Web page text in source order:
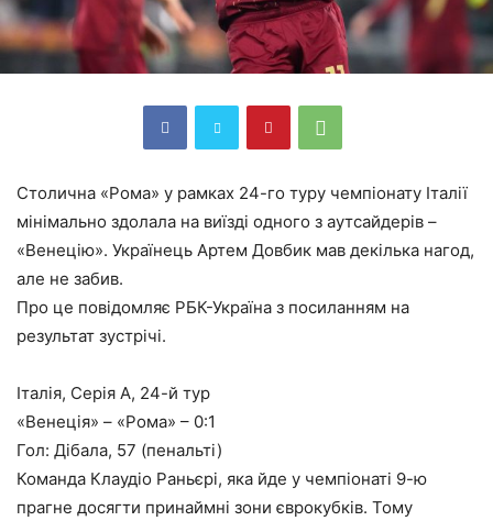
Столична «Рома» у рамках 24-го туру чемпіонату Італії
мінімально здолала на виїзді одного з аутсайдерів –
«Венецію». Українець Артем Довбик мав декілька нагод,
але не забив.
Про це повідомляє РБК-Україна з посиланням на
результат зустрічі.
Італія, Серія А, 24-й тур
«Венеція» – «Рома» – 0:1
Гол: Дібала, 57 (пенальті)
Команда Клаудіо Раньєрі, яка йде у чемпіонаті 9-ю
прагне досягти принаймні зони єврокубків. Тому